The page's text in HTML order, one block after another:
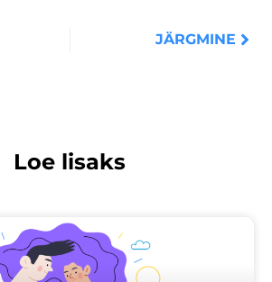
JÄRGMINE
Loe lisaks